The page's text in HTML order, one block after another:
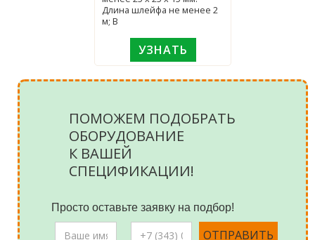
Длина шлейфа не менее 2
м; В
УЗНАТЬ
ПОМОЖЕМ ПОДОБРАТЬ
ОБОРУДОВАНИЕ
К ВАШЕЙ
СПЕЦИФИКАЦИИ!
Просто оставьте заявку на подбор!